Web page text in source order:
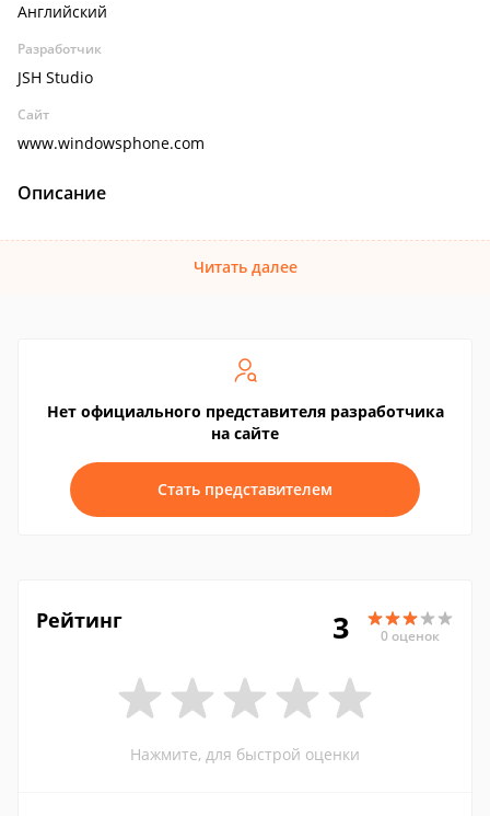
Английский
Разработчик
JSH Studio
Сайт
www.windowsphone.com
Описание
Читать далее
Нет официального представителя разработчика
на сайте
Стать представителем
Рейтинг 3 0 оценок
Нажмите, для быстрой оценки